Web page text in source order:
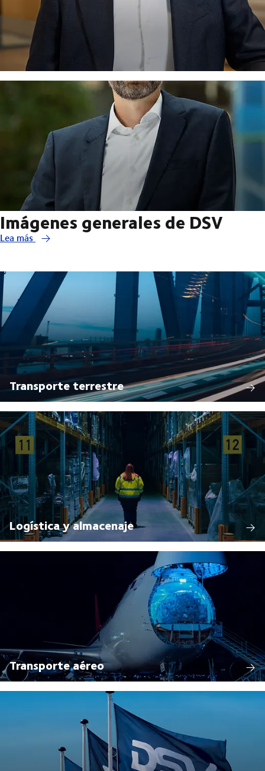
Imágenes generales de DSV
Lea más
Transporte terrestre
Logística y almacenaje
Transporte aéreo